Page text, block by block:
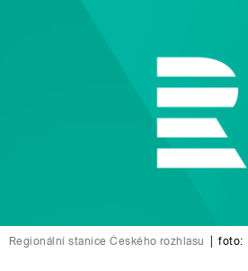
Regionální stanice Českého rozhlasu foto: